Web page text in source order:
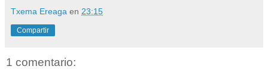
Txema Ereaga en 23:15
Compartir
1 comentario: